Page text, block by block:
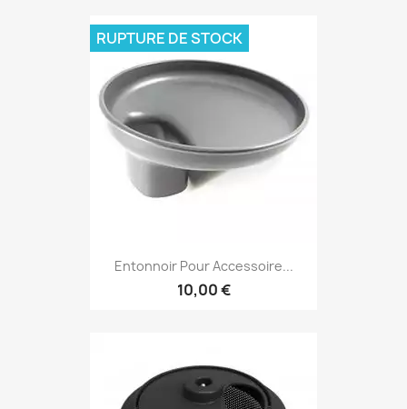
Entonnoir Pour Accessoire...
10,00 €
RUPTURE DE STOCK